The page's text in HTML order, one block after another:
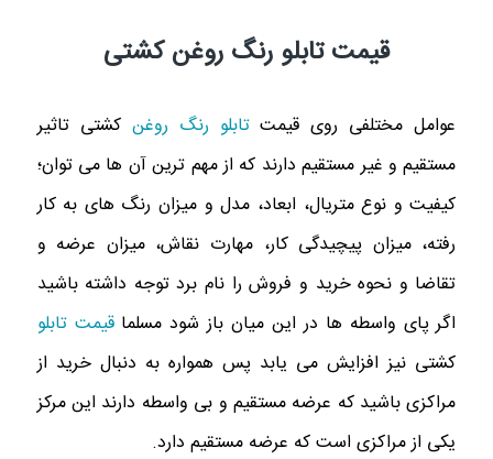
قیمت تابلو رنگ روغن کشتی
عوامل مختلفی روی قیمتتابلو رنگ روغن کشتی تاثیر
مستقیم و غیر مستقیم دارند که از مهم ترین آن ها می توان؛
کیفیت و نوع متریال، ابعاد، مدل و میزان رنگ های به کار
رفته، میزان پیچیدگی کار، مهارت نقاش، میزان عرضه و
تقاضا و نحوه خرید و فروش را نام برد توجه داشته باشید
اگر پای واسطه ها در این میان باز شود مسلماقیمت تابلو
کشتی نیز افزایش می یابد پس همواره به دنبال خرید از
مراکزی باشید که عرضه مستقیم و بی واسطه دارند این مرکز
یکی از مراکزی است که عرضه مستقیم دارد.